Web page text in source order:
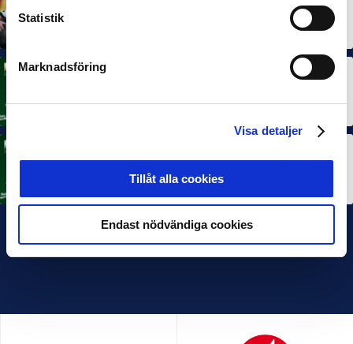
Statistik
Marknadsföring
Visa detaljer
Tillåt alla cookies
Endast nödvändiga cookies
Dubbla Landskrona-priser när juni summeras
3 JUL 2026
3 JUL 2026